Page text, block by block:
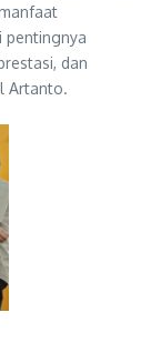
pentingnya
dan
Artanto.